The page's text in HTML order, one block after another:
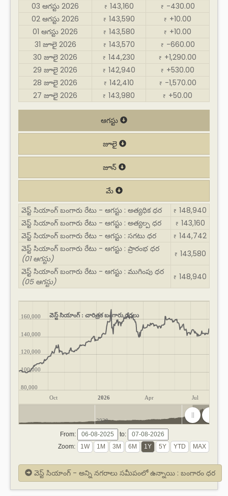
03 ఆగస్టు 2026
₹ 143,160 ₹ -430.00
02 ఆగస్టు 2026
₹ 143,590 ₹ +10.00
01 ఆగస్టు 2026
₹ 143,580 ₹ +10.00
31 జూలై 2026
₹ 143,570 ₹ -660.00
30 జూలై 2026
₹ 144,230 ₹ +1,290.00
29 జూలై 2026
₹ 142,940 ₹ +530.00
28 జూలై 2026
₹ 142,410 ₹ -1,570.00
27 జూలై 2026
₹ 143,980 ₹ +50.00
ఆగస్టు
జూలై
జూన్
మే
వెస్ట్ సియాంగ్ బంగారు రేటు - ఆగస్టు : అత్యధిక ధర
₹ 148,940
వెస్ట్ సియాంగ్ బంగారు రేటు - ఆగస్టు : అత్యల్ప ధర
₹ 143,160
వెస్ట్ సియాంగ్ బంగారు రేటు - ఆగస్టు : సగటు ధర
₹ 144,742
వెస్ట్ సియాంగ్ బంగారు రేటు - ఆగస్టు : ప్రారంభ ధర
(01 ఆగస్టు)
₹ 143,580
వెస్ట్ సియాంగ్ బంగారు రేటు - ఆగస్టు : ముగింపు ధర
(05 ఆగస్టు)
₹ 148,940
వెస్ట్ సియాంగ్ : చారిత్రక బంగారు ధరలు
Oct 2026 Apr Jul
80,000
100,000
120,000
140,000
160,000
2020 2025
From:
to:
Zoom:
వెస్ట్ సియాంగ్ - అన్ని నగరాలు సమీపంలో ఉన్నాయి : బంగారం ధర